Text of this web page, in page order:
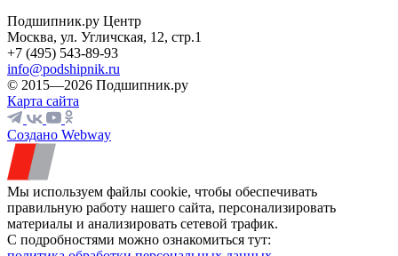
Подшипник.ру Центр
Москва, ул. Угличская, 12, стр.1
+7 (495) 543-89-93
info@podshipnik.ru
© 2015—2026 Подшипник.ру
Карта сайта
Создано Webway
Мы используем файлы cookie, чтобы обеспечивать
правильную работу нашего сайта, персонализировать
материалы и анализировать сетевой трафик.
С подробностями можно ознакомиться тут: